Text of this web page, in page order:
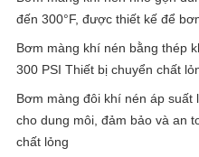
đến 300°F, được thiết kế để
Bơm màng khí nén bằng thép
300 PSI Thiết bị chuyển chất
Bơm màng đôi khí nén áp
cho dung môi, đảm bảo và an
chất lỏng